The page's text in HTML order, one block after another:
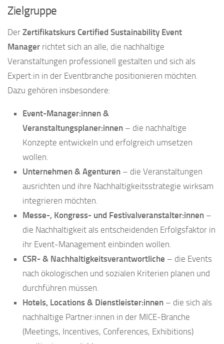
Zielgruppe
Der Zertifikatskurs Certified Sustainability Event
Manager richtet sich an alle, die nachhaltige
Veranstaltungen professionell gestalten und sich als
Expert:in in der Eventbranche positionieren möchten.
Dazu gehören insbesondere:
Event-Manager:innen &
Veranstaltungsplaner:innen – die nachhaltige
Konzepte entwickeln und erfolgreich umsetzen
wollen.
Unternehmen & Agenturen – die Veranstaltungen
ausrichten und ihre Nachhaltigkeitsstrategie wirksam
integrieren möchten.
Messe-, Kongress- und Festivalveranstalter:innen –
die Nachhaltigkeit als entscheidenden Erfolgsfaktor in
ihr Event-Management einbinden wollen.
CSR- & Nachhaltigkeitsverantwortliche – die Events
nach ökologischen und sozialen Kriterien planen und
durchführen müssen.
Hotels, Locations & Dienstleister:innen – die sich als
nachhaltige Partner:innen in der MICE-Branche
(Meetings, Incentives, Conferences, Exhibitions)